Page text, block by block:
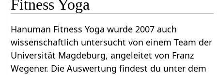
Fitness Yoga
Hanuman Fitness Yoga wurde 2007 auch
wissenschaftlich untersucht von einem Team der
Universität Magdeburg, angeleitet von Franz
Wegener. Die Auswertung findest du unter dem